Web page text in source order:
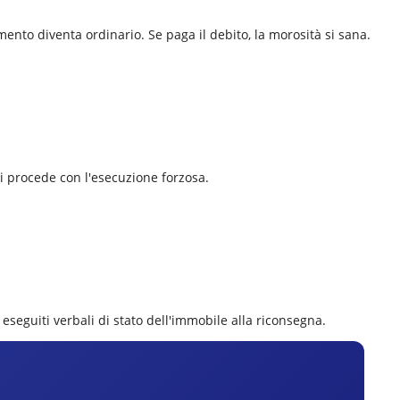
diventa ordinario. Se paga il debito, la morosità si sana.
con l'esecuzione forzosa.
verbali di stato dell'immobile alla riconsegna.